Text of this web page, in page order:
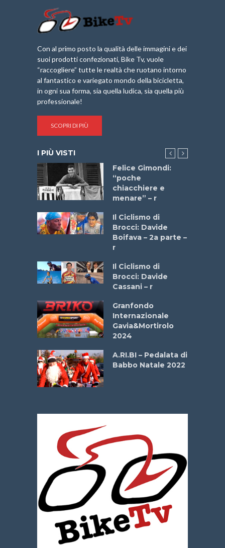
Con al primo posto la qualità delle immagini e dei
suoi prodotti confezionati, Bike Tv, vuole
“raccogliere” tutte le realtà che ruotano intorno
al fantastico e variegato mondo della bicicletta,
in ogni sua forma, sia quella ludica, sia quella più
professionale!
SCOPRI DI PIÙ
I PIÙ VISTI
Felice Gimondi:
“poche
chiacchiere e
menare” – r
Il Ciclismo di
Brocci: Davide
Boifava – 2a parte –
r
Il Ciclismo di
Brocci: Davide
Cassani – r
Granfondo
Internazionale
Gavia&Mortirolo
2024
A.RI.BI – Pedalata di
Babbo Natale 2022